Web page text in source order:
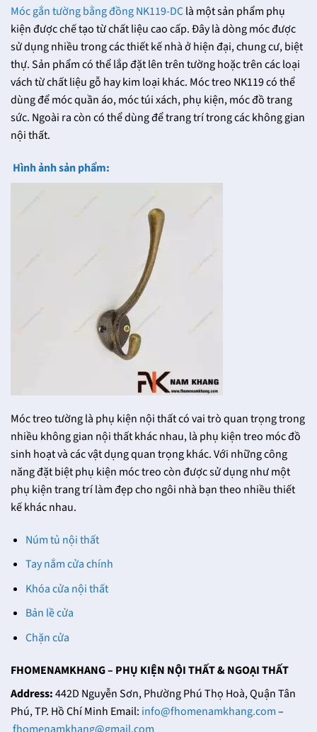
Móc gắn tường bằng đồng NK119-DClà một sản phẩm phụ
kiện được chế tạo từ chất liệu cao cấp. Đây là dòng móc được
sử dụng nhiều trong các thiết kế nhà ở hiện đại, chung cư, biệt
thự. Sản phẩm có thể lắp đặt lên trên tường hoặc trên các loại
vách từ chất liệu gỗ hay kim loại khác. Móc treo NK119 có thể
dùng để móc quần áo, móc túi xách, phụ kiện, móc đồ trang
sức. Ngoài ra còn có thể dùng để trang trí trong các không gian
nội thất.
Hình ảnh sản phẩm:
Móc treo tường là phụ kiện nội thất có vai trò quan trọng trong
nhiều không gian nội thất khác nhau, là phụ kiện treo móc đồ
sinh hoạt và các vật dụng quan trọng khác. Với những công
năng đặt biệt phụ kiện móc treo còn được sử dụng như một
phụ kiện trang trí làm đẹp cho ngôi nhà bạn theo nhiều thiết
kế khác nhau.
Núm tủ nội thất
Tay nắm cửa chính
Khóa cửa nội thất
Bản lề cửa
Chặn cửa
FHOMENAMKHANG – PHỤ KIỆN NỘI THẤT & NGOẠI THẤT
Address:442D Nguyễn Sơn, Phường Phú Thọ Hoà, Quận Tân
Phú, TP. Hồ Chí Minh Email: info@fhomenamkhang.com–